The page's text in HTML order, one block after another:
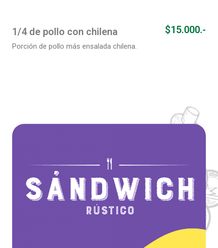
1/4 de pollo con chilena
Porción de pollo más ensalada chilena.
$15.000.-